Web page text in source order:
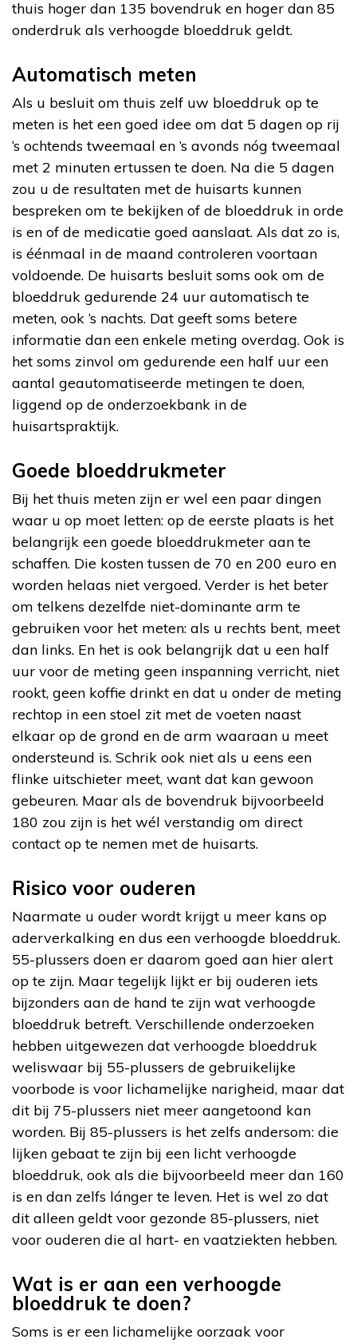
thuis hoger dan 135 bovendruk en hoger dan 85
onderdruk als verhoogde bloeddruk geldt.
Automatisch meten
Als u besluit om thuis zelf uw bloeddruk op te
meten is het een goed idee om dat 5 dagen op rij
‘s ochtends tweemaal en ’s avonds nóg tweemaal
met 2 minuten ertussen te doen. Na die 5 dagen
zou u de resultaten met de huisarts kunnen
bespreken om te bekijken of de bloeddruk in orde
is en of de medicatie goed aanslaat. Als dat zo is,
is éénmaal in de maand controleren voortaan
voldoende. De huisarts besluit soms ook om de
bloeddruk gedurende 24 uur automatisch te
meten, ook ‘s nachts. Dat geeft soms betere
informatie dan een enkele meting overdag. Ook is
het soms zinvol om gedurende een half uur een
aantal geautomatiseerde metingen te doen,
liggend op de onderzoekbank in de
huisartspraktijk.
Goede bloeddrukmeter
Bij het thuis meten zijn er wel een paar dingen
waar u op moet letten: op de eerste plaats is het
belangrijk een goede bloeddrukmeter aan te
schaffen. Die kosten tussen de 70 en 200 euro en
worden helaas niet vergoed. Verder is het beter
om telkens dezelfde niet-dominante arm te
gebruiken voor het meten: als u rechts bent, meet
dan links. En het is ook belangrijk dat u een half
uur voor de meting geen inspanning verricht, niet
rookt, geen koffie drinkt en dat u onder de meting
rechtop in een stoel zit met de voeten naast
elkaar op de grond en de arm waaraan u meet
ondersteund is. Schrik ook niet als u eens een
flinke uitschieter meet, want dat kan gewoon
gebeuren. Maar als de bovendruk bijvoorbeeld
180 zou zijn is het wél verstandig om direct
contact op te nemen met de huisarts.
Risico voor ouderen
Naarmate u ouder wordt krijgt u meer kans op
aderverkalking en dus een verhoogde bloeddruk.
55-plussers doen er daarom goed aan hier alert
op te zijn. Maar tegelijk lijkt er bij ouderen iets
bijzonders aan de hand te zijn wat verhoogde
bloeddruk betreft. Verschillende onderzoeken
hebben uitgewezen dat verhoogde bloeddruk
weliswaar bij 55-plussers de gebruikelijke
voorbode is voor lichamelijke narigheid, maar dat
dit bij 75-plussers niet meer aangetoond kan
worden. Bij 85-plussers is het zelfs andersom: die
lijken gebaat te zijn bij een licht verhoogde
bloeddruk, ook als die bijvoorbeeld meer dan 160
is en dan zelfs lánger te leven. Het is wel zo dat
dit alleen geldt voor gezonde 85-plussers, niet
voor ouderen die al hart- en vaatziekten hebben.
Wat is er aan een verhoogde
bloeddruk te doen?
Soms is er een lichamelijke oorzaak voor